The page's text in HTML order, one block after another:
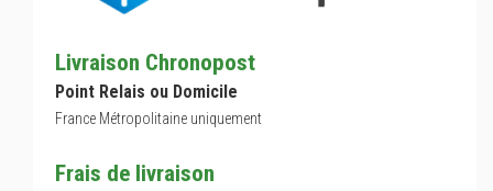
Livraison Chronopost
Point Relais ou Domicile
France Métropolitaine uniquement
Frais de livraison